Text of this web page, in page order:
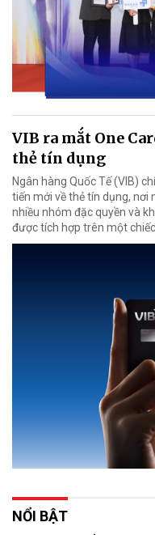
VIB ra mắt One
thẻ tín dụng
Ngân hàng Quốc Tế (VIB)
tiến mới về thẻ tín dụng, nơi
nhiều nhóm đặc quyền và
được tích hợp trên một
NỔI BẬT